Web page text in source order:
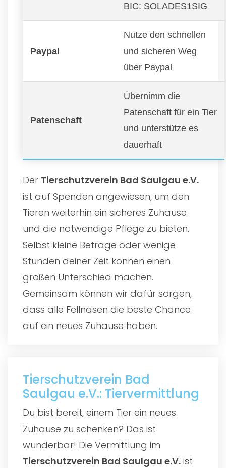
BIC: SOLADES1SIG
Paypal
Nutze den schnellen
und sicheren Weg
über Paypal
Patenschaft
Übernimm die
Patenschaft für ein Tier
und unterstütze es
dauerhaft
Der Tierschutzverein Bad Saulgau e.V.
ist auf Spenden angewiesen, um den
Tieren weiterhin ein sicheres Zuhause
und die notwendige Pflege zu bieten.
Selbst kleine Beträge oder wenige
Stunden deiner Zeit können einen
großen Unterschied machen.
Gemeinsam können wir dafür sorgen,
dass alle Fellnasen die beste Chance
auf ein neues Zuhause haben.
Tierschutzverein Bad
Saulgau e.V.: Tiervermittlung
Du bist bereit, einem Tier ein neues
Zuhause zu schenken? Das ist
wunderbar! Die Vermittlung im
Tierschutzverein Bad Saulgau e.V. ist